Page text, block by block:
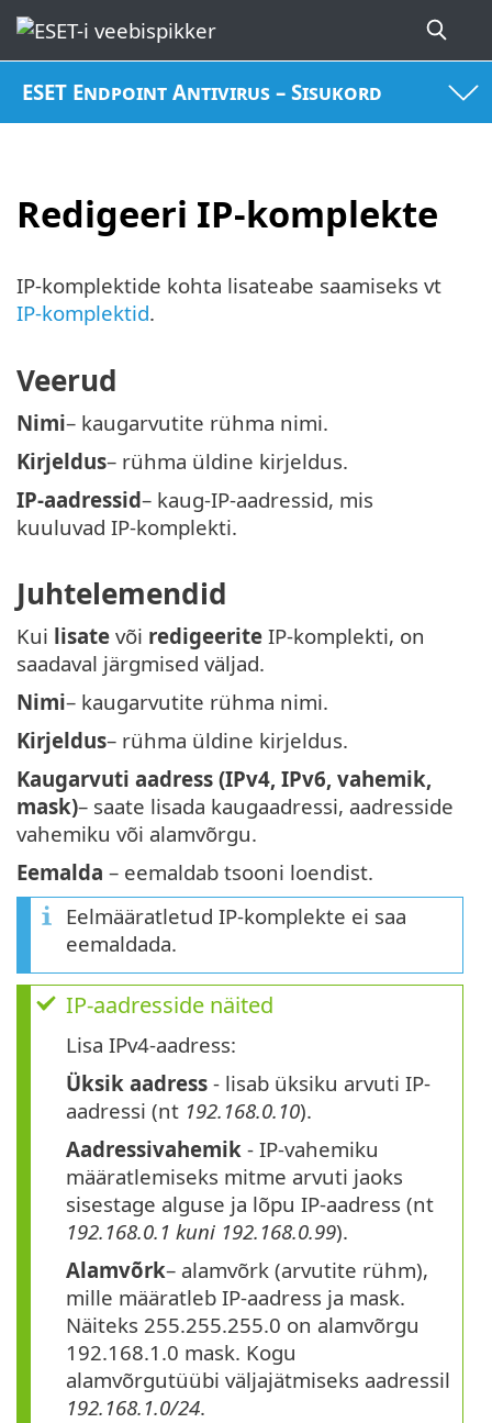
ESET Endpoint Antivirus – Sisukord
Redigeeri IP-komplekte
IP-komplektide kohta lisateabe saamiseks vt
IP-komplektid.
Veerud
Nimi– kaugarvutite rühma nimi.
Kirjeldus– rühma üldine kirjeldus.
IP-aadressid– kaug-IP-aadressid, mis
kuuluvad IP-komplekti.
Juhtelemendid
Kui lisate või redigeerite IP-komplekti, on
saadaval järgmised väljad.
Nimi– kaugarvutite rühma nimi.
Kirjeldus– rühma üldine kirjeldus.
Kaugarvuti aadress (IPv4, IPv6, vahemik,
mask)– saate lisada kaugaadressi, aadresside
vahemiku või alamvõrgu.
Eemalda – eemaldab tsooni loendist.
Eelmääratletud IP-komplekte ei saa
eemaldada.
IP-aadresside näited
Lisa IPv4-aadress:
Üksik aadress - lisab üksiku arvuti IP-
aadressi (nt 192.168.0.10).
Aadressivahemik - IP-vahemiku
määratlemiseks mitme arvuti jaoks
sisestage alguse ja lõpu IP-aadress (nt
192.168.0.1 kuni 192.168.0.99).
Alamvõrk– alamvõrk (arvutite rühm),
mille määratleb IP-aadress ja mask.
Näiteks 255.255.255.0 on alamvõrgu
192.168.1.0 mask. Kogu
alamvõrgutüübi väljajätmiseks aadressil
192.168.1.0/24.